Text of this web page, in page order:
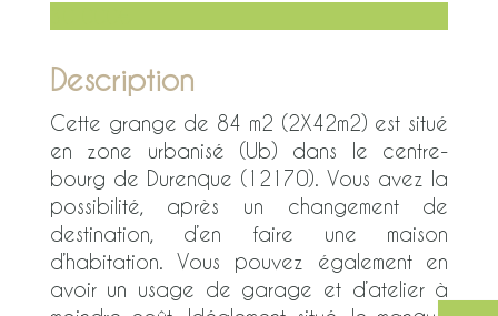
Description
Cette grange de 84 m2 (2X42m2) est situé
en zone urbanisé (Ub) dans le centre-
bourg de Durenque (12170). Vous avez la
possibilité, après un changement de
destination, d’en faire une maison
d’habitation. Vous pouvez également en
avoir un usage de garage et d’atelier à